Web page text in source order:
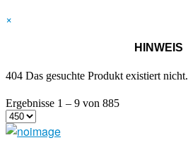
×
HINWEIS
404 Das gesuchte Produkt existiert nicht.
Ergebnisse 1 – 9 von 885